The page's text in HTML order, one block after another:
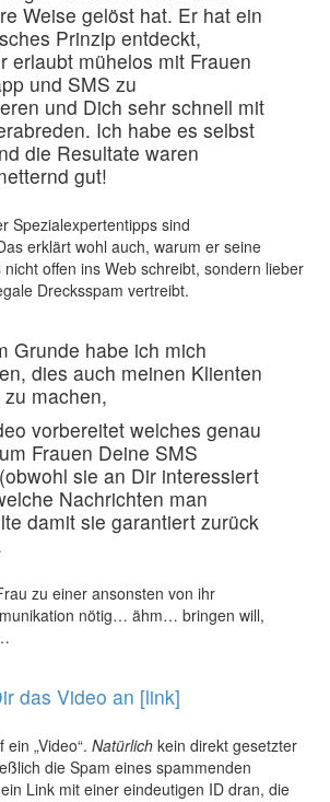
Weise gelöst hat. Er hat ein
Prinzip entdeckt,
erlaubt mühelos mit Frauen
und SMS zu
und Dich sehr schnell mit
Ich habe es selbst
die Resultate waren
gut!
Spezialexpertentipps sind
erklärt wohl auch, warum er seine
offen ins Web schreibt, sondern lieber
Drecksspam vertreibt.
Grunde habe ich mich
dies auch meinen Klienten
machen,
vorbereitet welches genau
Frauen Deine SMS
sie an Dir interessiert
Nachrichten man
damit sie garantiert zurück
zu einer ansonsten von ihr
nötig… ähm… bringen will,
das Video an [link]
„Video“. Natürlich kein direkt gesetzter
die Spam eines spammenden
Link mit einer eindeutigen ID dran, die